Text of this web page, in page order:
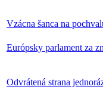
Vzácna šanca na
Európsky parlament za
Odvrátená strana